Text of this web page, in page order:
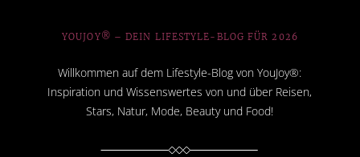
YOUJOY® – DEIN LIFESTYLE-BLOG FÜR 2026
Willkommen auf dem Lifestyle-Blog von YouJoy®:
Inspiration und Wissenswertes von und über Reisen,
Stars, Natur, Mode, Beauty und Food!